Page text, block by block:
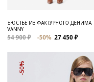
БЮСТЬЕ ИЗ ФАКТУРНОГО ДЕНИМА
VANNY
54 900 ₽ -50% 27 450 ₽
-50%